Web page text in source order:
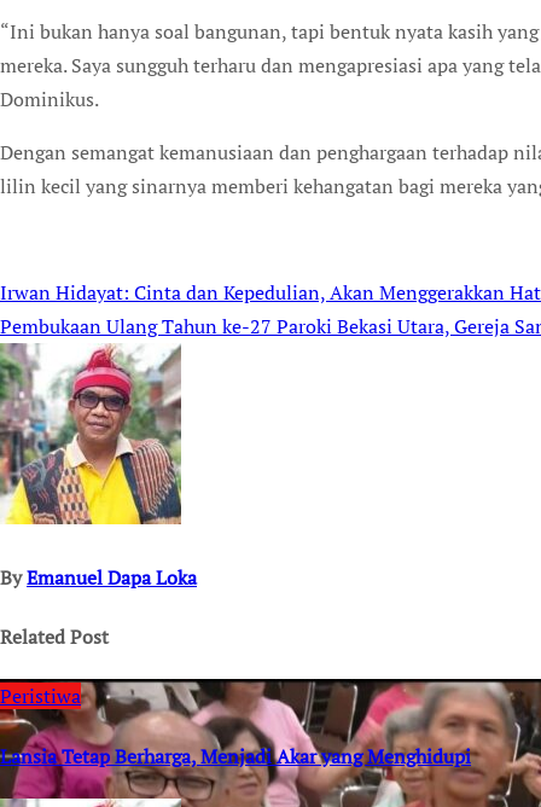
“Ini bukan hanya soal bangunan, tapi bentuk nyata kasih
mereka. Saya sungguh terharu dan mengapresiasi apa yang
Dominikus.
Dengan semangat kemanusiaan dan penghargaan terhadap
lilin kecil yang sinarnya memberi kehangatan bagi mereka
Post
navigation
Irwan Hidayat: Cinta dan Kepedulian, Akan Menggerakkan
Pembukaan Ulang Tahun ke-27 Paroki Bekasi Utara, Gereja
ByEmanuel Dapa Loka
Related Post
Peristiwa
Lansia Tetap Berharga, Menjadi Akar yang Menghidupi